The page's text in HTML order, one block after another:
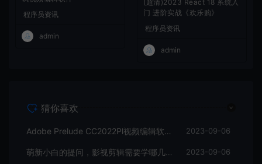
程序员资讯
admin
(超清)2023 React 18 系统入
门 进阶实战《欢乐购》
程序员资讯
admin
猜你喜欢
Adobe Prelude CC2022Pl视频编辑软件中文直装版 2023-09-06
萌新小白的提问，影视剪辑需要学哪几个软件？ 2023-09-06